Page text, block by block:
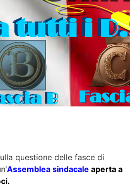
questione delle fasce di
Assemblea sindacale aperta a